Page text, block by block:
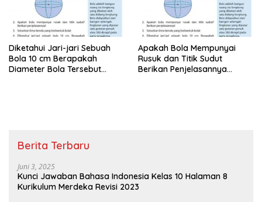
Diketahui Jari-jari Sebuah
Bola 10 cm Berapakah
Diameter Bola Tersebut
Apakah Bola Mempunyai
Rusuk dan Titik Sudut
Berikan Penjelasannya
Berita Terbaru
Juni 3, 2025
Kunci Jawaban Bahasa Indonesia Kelas 10 Halaman 8
Kurikulum Merdeka Revisi 2023